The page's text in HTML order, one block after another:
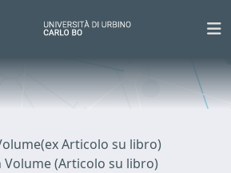
Articolo su libro)
(Articolo su libro)